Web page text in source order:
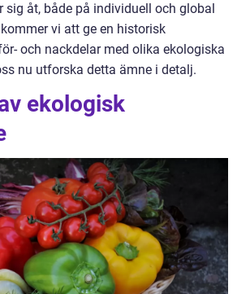
sig åt, både på individuell och global
vi att ge en historisk
och nackdelar med olika ekologiska
nu utforska detta ämne i detalj.
ekologisk